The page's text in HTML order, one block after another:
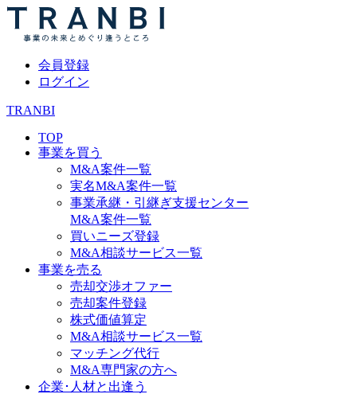
会員登録
ログイン
TRANBI
TOP
事業を買う
M&A案件一覧
実名M&A案件一覧
事業承継・引継ぎ支援センター
M&A案件一覧
買いニーズ登録
M&A相談サービス一覧
事業を売る
売却交渉オファー
売却案件登録
株式価値算定
M&A相談サービス一覧
マッチング代行
M&A専門家の方へ
企業･人材と出逢う